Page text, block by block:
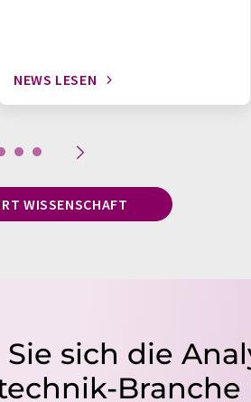
NEWS LESEN
WISSENSCHAFT
Sie sich die
Branche